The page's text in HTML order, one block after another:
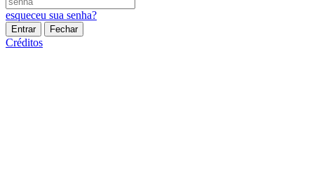
esqueceu sua senha?
Entrar Fechar
Créditos